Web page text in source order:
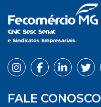
FALE CONOSCO